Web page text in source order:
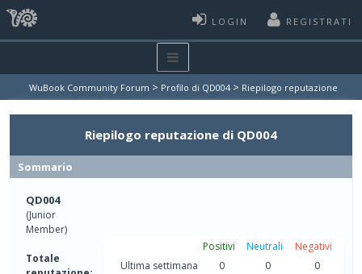
LOGIN REGISTRATI
WuBook Community Forum > Profilo di QD004 > Riepilogo reputazione
Riepilogo reputazione di QD004
Sommario
QD004
(Junior
Member)
Totale
Positivi Neutrali
Negativi
Ultima settimana
0 0
0